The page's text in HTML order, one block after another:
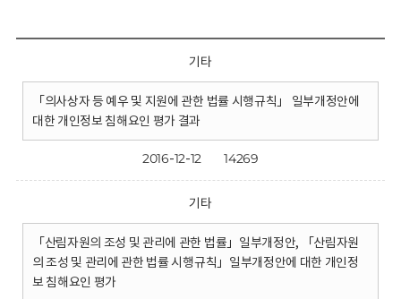
기타
「의사상자 등 예우 및 지원에 관한 법률 시행규칙」 일부개정안에
대한 개인정보 침해요인 평가 결과
2016-12-12 14269
기타
「산림자원의 조성 및 관리에 관한 법률」일부개정안, 「산림자원
의 조성 및 관리에 관한 법률 시행규칙」일부개정안에 대한 개인정
보 침해요인 평가